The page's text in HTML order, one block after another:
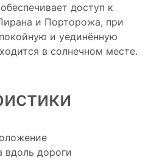
доступ к
и Порторожа, при
и уединённую
в солнечном месте.
вдоль дороги